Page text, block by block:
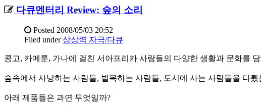
다큐멘터리 Review: 숲의 소리
Posted 2008/05/03 20:52
Filed under 상상력 자극/다큐
콩고, 카메룬, 가나에 걸친 서아프리카 사람들의 다양한 생활과 문화를
숲속에서 사냥하는 사람들, 벌목하는 사람들, 도시에 사는 사람들을 다
아래 제품들은 과연 무엇일까?